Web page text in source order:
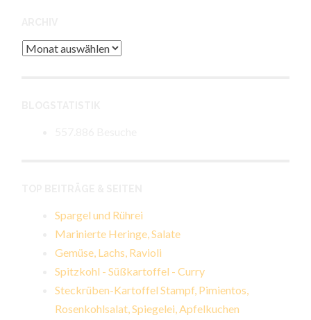
Archiv
Spargel und Rührei
Marinierte Heringe, Salate
Gemüse, Lachs, Ravioli
Spitzkohl - Süßkartoffel - Curry
Steckrüben-Kartoffel Stampf, Pimientos,
Rosenkohlsalat, Spiegelei, Apfelkuchen